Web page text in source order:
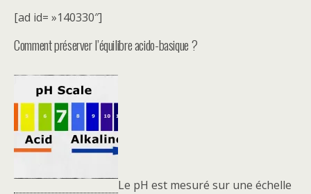
[ad id= »140330″]
Comment préserver l’équilibre acido-basique ?
Le pH est mesuré sur une échelle